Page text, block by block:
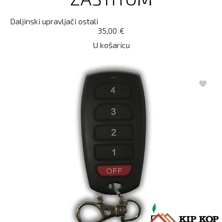
Daljinski upravljači ostali
€
35,00
U košaricu